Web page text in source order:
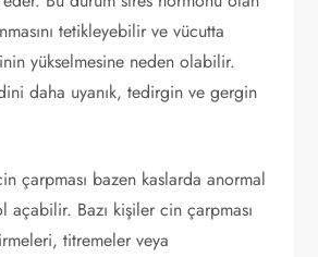
tetikleyebilir ve vücutta
yükselmesine neden olabilir.
daha uyanık, tedirgin ve gergin
çarpması bazen kaslarda anormal
açabilir. Bazı kişiler cin çarpması
titremeler veya